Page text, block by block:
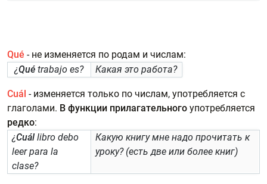
Qué - не изменяется по родам и числам:
¿Qué trabajo es? Какая это работа?
Cuál - изменяется только по числам, употребляется с
глаголами. В функции прилагательного употребляется
редко:
¿Cuál libro debo
leer para la
clase?
Какую книгу мне надо прочитать к
уроку? (есть две или более книг)